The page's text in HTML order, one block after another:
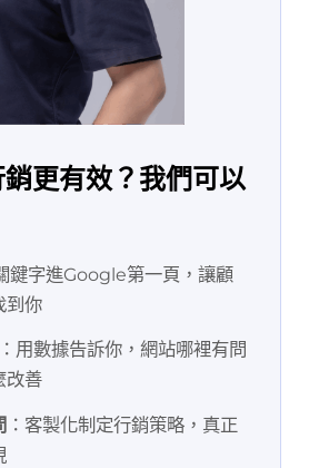
更有效？我們可以
鍵字進Google第一頁，讓顧
到你
用數據告訴你，網站哪裡有問
改善
：客製化制定行銷策略，真正